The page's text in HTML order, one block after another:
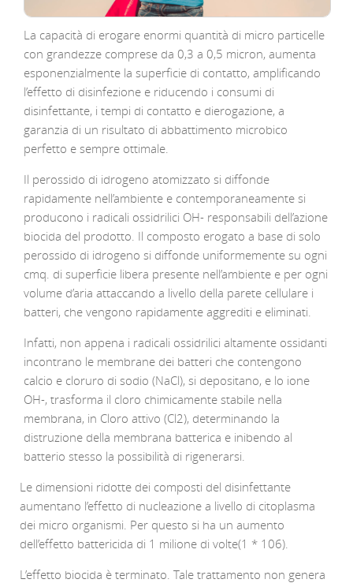
La capacità di erogare enormi quantità di micro particelle
con grandezze comprese da 0,3 a 0,5 micron, aumenta
esponenzialmente la superficie di contatto, amplificando
l’effetto di disinfezione e riducendo i consumi di
disinfettante, i tempi di contatto e dierogazione, a
garanzia di un risultato di abbattimento microbico
perfetto e sempre ottimale.
Il perossido di idrogeno atomizzato si diffonde
rapidamente nell’ambiente e contemporaneamente si
producono i radicali ossidrilici OH- responsabili dell’azione
biocida del prodotto. Il composto erogato a base di solo
perossido di idrogeno si diffonde uniformemente su ogni
cmq. di superficie libera presente nell’ambiente e per ogni
volume d’aria attaccando a livello della parete cellulare i
batteri, che vengono rapidamente aggrediti e eliminati.
Infatti, non appena i radicali ossidrilici altamente ossidanti
incontrano le membrane dei batteri che contengono
calcio e cloruro di sodio (NaCl), si depositano, e lo ione
OH-, trasforma il cloro chimicamente stabile nella
membrana, in Cloro attivo (Cl2), determinando la
distruzione della membrana batterica e inibendo al
batterio stesso la possibilità di rigenerarsi.
Le dimensioni ridotte dei composti del disinfettante
aumentano l’effetto di nucleazione a livello di citoplasma
dei micro organismi. Per questo si ha un aumento
dell’effetto battericida di 1 milione di volte(1 * 106).
L’effetto biocida è terminato. Tale trattamento non genera